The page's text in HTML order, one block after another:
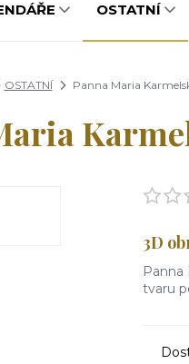
OSTATNÍ
OSTATNÍ Panna Maria
3D
Panna
tvaru